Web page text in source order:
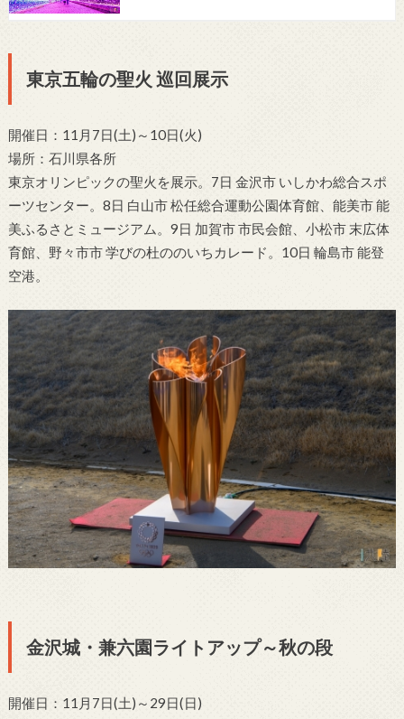
東京五輪の聖火 巡回展示
開催日：11月7日(土)～10日(火)
場所：石川県各所
東京オリンピックの聖火を展示。7日 金沢市 いしかわ総合スポ
ーツセンター。8日 白山市 松任総合運動公園体育館、能美市 能
美ふるさとミュージアム。9日 加賀市 市民会館、小松市 末広体
育館、野々市市 学びの杜ののいちカレード。10日 輪島市 能登
空港。
金沢城・兼六園ライトアップ～秋の段
開催日：11月7日(土)～29日(日)